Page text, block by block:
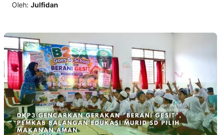
Oleh: Julfidan